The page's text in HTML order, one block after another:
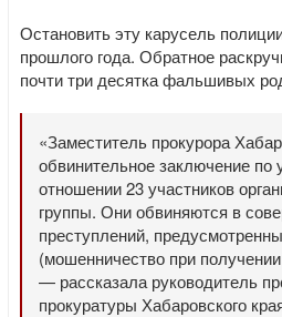
Остановить эту карусель
прошлого года. Обратное
почти три десятка фальшивых
«Заместитель прокурора
обвинительное заключение по
отношении 23 участников
группы. Они обвиняются в
преступлений,
(мошенничество при
— рассказала руководитель
прокуратуры Хабаровского